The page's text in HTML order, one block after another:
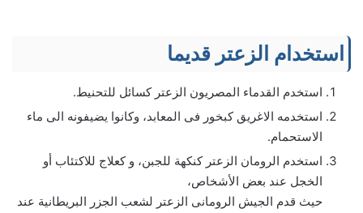
استخدام الزعتر قديما
استخدم القدماء المصريون الزعتر كسائل للتحنيط.
استخدمه الاغريق كبخور فى المعابد، وكانوا يضيفونه الى ماء
الاستحمام.
استخدم الرومان الزعتر كنكهة للجبن، و كعلاج للاكتئاب أو
الخجل عند بعض الأشخاص،
حيث قدم الجيش الرومانى الزعتر لشعب الجزر البريطانية عند